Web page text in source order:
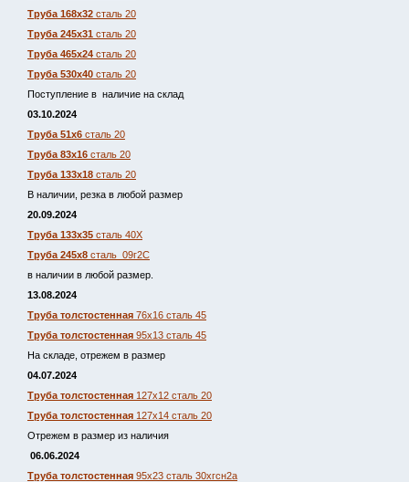
Труба 168х32 сталь 20
Труба 245х31 сталь 20
Труба 465х24 сталь 20
Труба 530х40 сталь 20
Поступление в наличие на склад
03.10.2024
Труба 51х6 сталь 20
Труба 83х16 сталь 20
Труба 133х18 сталь 20
В наличии, резка в любой размер
20.09.2024
Труба 133х35 сталь 40Х
Труба 245х8 сталь 09г2С
в наличии в любой размер.
13.08.2024
Труба толстостенная 76х16 сталь 45
Труба толстостенная 95х13 сталь 45
На складе, отрежем в размер
04.07.2024
Труба толстостенная 127х12 сталь 20
Труба толстостенная 127х14 сталь 20
Отрежем в размер из наличия
06.06.2024
Труба толстостенная 95х23 сталь 30хгсн2а